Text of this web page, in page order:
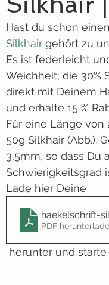
Hast du schon
Silkhair gehört zu
Es ist federleicht
Weichheit; die 30%
direkt mit Deinem
und erhalte 15 %
Für eine Länge von
50g Silkhair (Abb.).
3,5mm, so dass Du
Schwierigkeitsgrad
Lade hier Deine
haekelschrift-
PDF
herunter und